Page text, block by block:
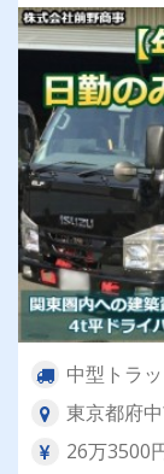
中型トラ
東京都府
26万3500